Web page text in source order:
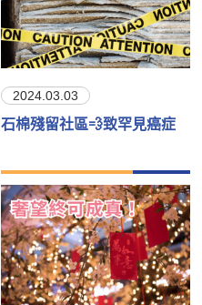
2024.03.03
石棉殘留社區💨致罕見癌症